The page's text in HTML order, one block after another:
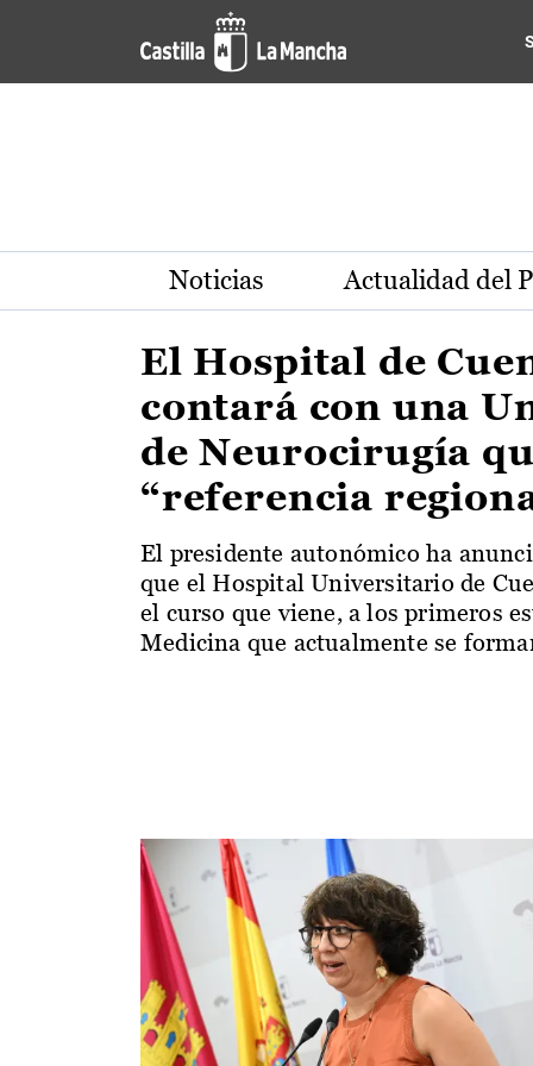
Pasar al contenido principal
Actualidad de la región de
Noticias Actualidad del
El Hospital de
contará con una
de Neurocirugía
“referencia
El presidente autonómico ha
que el Hospital Universitario de
el curso que viene, a los primeros
Medicina que actualmente se